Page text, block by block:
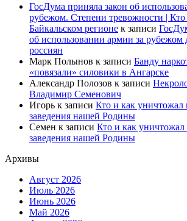
ГосДума приняла закон об
рубежом. Степени тревожности | Кто
Байкальском регионе к записи
об использовании армии за рубежом
россиян
Марк Полынов к записи Банду
«повязали» силовики в Ангарске
Александр Полозов к записи
Владимир Семенович
Игорь к записи Кто и как
заведения нашей Родины
Семен к записи Кто и как
заведения нашей Родины
Архивы
Август 2026
Июль 2026
Июнь 2026
Май 2026